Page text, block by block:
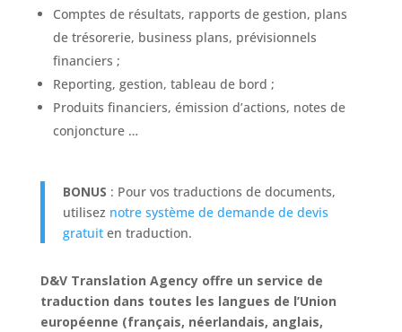
Comptes de résultats, rapports de gestion, plans
de trésorerie, business plans, prévisionnels
financiers ;
Reporting, gestion, tableau de bord ;
Produits financiers, émission d’actions, notes de
conjoncture …
BONUS : Pour vos traductions de documents,
utilisez notre système de demande de devis
gratuit en traduction.
D&V Translation Agency offre un service de
traduction dans toutes les langues de l’Union
européenne (français, néerlandais, anglais,